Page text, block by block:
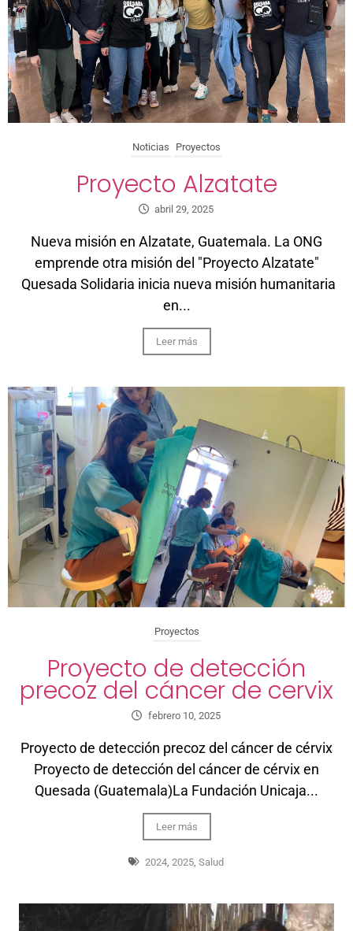
Noticias Proyectos
Proyecto Alzatate
abril 29, 2025
Nueva misión en Alzatate, Guatemala. La ONG
emprende otra misión del "Proyecto Alzatate"
Quesada Solidaria inicia nueva misión humanitaria
en...
Leer más
Proyectos
Proyecto de detección
precoz del cáncer de cervix
febrero 10, 2025
Proyecto de detección precoz del cáncer de cérvix
Proyecto de detección del cáncer de cérvix en
Quesada (Guatemala)La Fundación Unicaja...
Leer más
2024, 2025, Salud